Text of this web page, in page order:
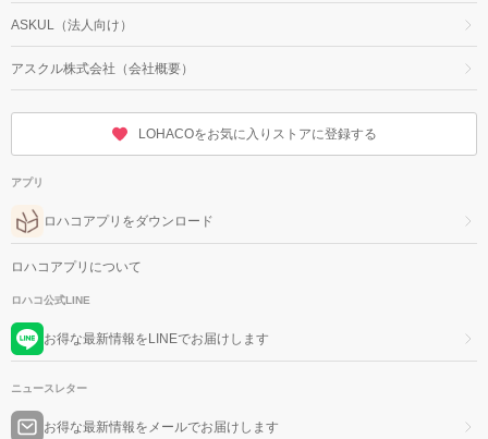
ASKUL（法人向け）
アスクル株式会社（会社概要）
LOHACOをお気に入りストアに登録する
アプリ
ロハコアプリをダウンロード
ロハコアプリについて
ロハコ公式LINE
お得な最新情報をLINEでお届けします
ニュースレター
お得な最新情報をメールでお届けします